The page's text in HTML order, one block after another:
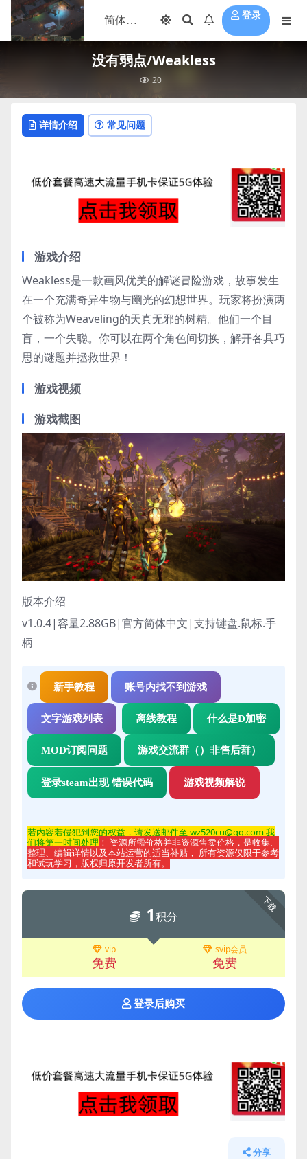
登录
没有弱点/Weakless
20
详情介绍 常见问题
游戏介绍
Weakless是一款画风优美的解谜冒险游戏，故事发生
在一个充满奇异生物与幽光的幻想世界。玩家将扮演两
个被称为Weaveling的天真无邪的树精。他们一个目
盲，一个失聪。你可以在两个角色间切换，解开各具巧
思的谜题并拯救世界！
游戏视频
游戏截图
版本介绍
v1.0.4|容量2.88GB|官方简体中文|支持键盘.鼠标.手
柄
新手教程 账号内找不到游戏
文字游戏列表 离线教程 什么是D加密
MOD订阅问题 游戏交流群（）非售后群）
登录steam出现 错误代码 游戏视频解说
若内容若侵犯到您的权益，请发送邮件至 wz520cu@qq.com 我
们将第一时间处理 ！ 资源所需价格并非资源售卖价格，是收集、
整理、编辑详情以及本站运营的适当补贴， 所有资源仅限于参考
和试玩学习，版权归原开发者所有。
下载
1积分
vip
免费
svip会员
免费
登录后购买
分享